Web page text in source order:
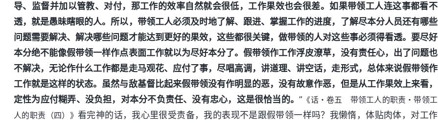
导、监督并加以管教、对付，那工作的效率自然就会很低，工作果效也会很差。如果带领工人连这事都看不
透，就是愚昧瞎眼的人。所以，带领工人必须及时地了解、跟进、掌握工作的进度，了解尽本分人员还有哪些
问题需要解决、解决哪些问题才能达到更好的果效，这些都很关键，做带领的人对这些事必须得看透。要尽好
本分绝不能像假带领一样作点表面工作就以为尽好本分了。假带领作工作浮皮潦草，没有责任心，出了问题也
不解决，无论作什么工作都是走马观花、应付了事，尽唱高调，讲道理、讲空话，走形式，总体来说假带领作
工作就是这样的状态。虽然与敌基督比起来假带领没有作明显的恶，没有故意作恶，但是从工作果效上来看，
定性为应付糊弄、没负担，对本分不负责任、没有忠心，这是很恰当的。” 《话・卷五 带领工人的职责・带领工
人的职责（四）》看完神的话，我心里很受责备，我的表现不是跟假带领一样吗？我懒惰，体贴肉体，对工作